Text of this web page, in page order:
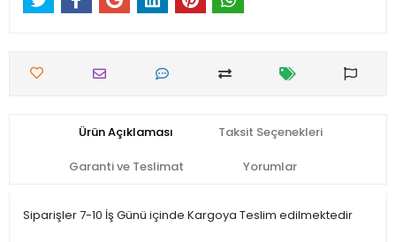
Ürün Açıklaması
Garanti ve Teslimat
Taksit Seçenekleri
Yorumlar
Siparişler 7-10 İş Günü içinde Kargoya Teslim edilmektedir